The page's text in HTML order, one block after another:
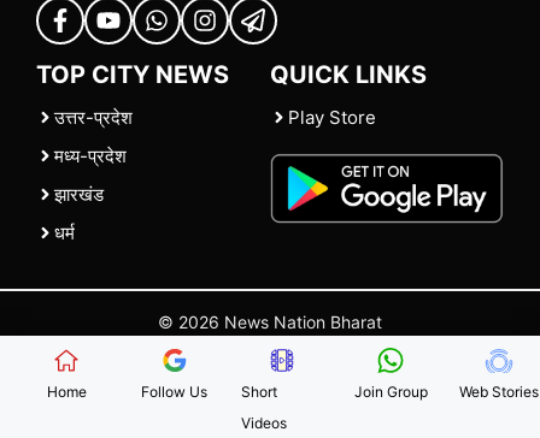
TOP CITY NEWS
उत्तर-प्रदेश
मध्य-प्रदेश
झारखंड
धर्म
QUICK LINKS
Play Store
© 2026 News Nation Bharat
| |Contact Us |Policies Terms and Conditions
Home Follow Us
Short
Videos
Join Group Web Stories